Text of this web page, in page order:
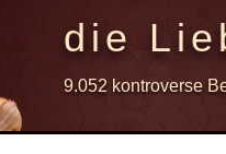
die
9.052 kontroverse